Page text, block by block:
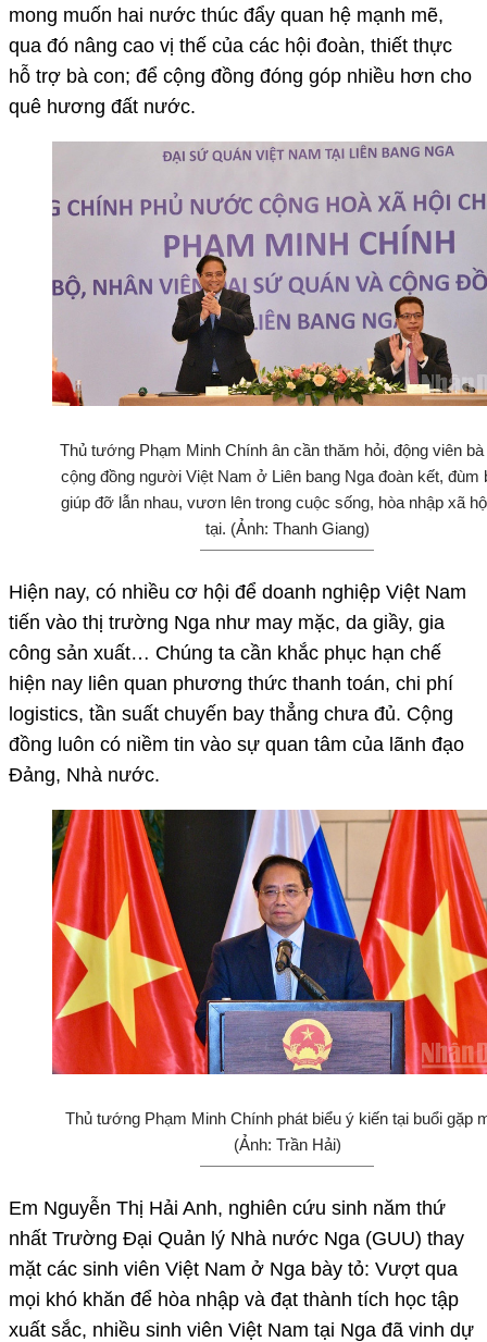
mong muốn hai nước thúc đẩy quan hệ mạnh mẽ,
qua đó nâng cao vị thế của các hội đoàn, thiết thực
hỗ trợ bà con; để cộng đồng đóng góp nhiều hơn cho
quê hương đất nước.
Thủ tướng Phạm Minh Chính ân cần thăm hỏi, động viên
cộng đồng người Việt Nam ở Liên bang Nga đoàn kết, đùm
giúp đỡ lẫn nhau, vươn lên trong cuộc sống, hòa nhập xã
tại. (Ảnh: Thanh Giang)
Hiện nay, có nhiều cơ hội để doanh nghiệp Việt Nam
tiến vào thị trường Nga như may mặc, da giầy, gia
công sản xuất… Chúng ta cần khắc phục hạn chế
hiện nay liên quan phương thức thanh toán, chi phí
logistics, tần suất chuyến bay thẳng chưa đủ. Cộng
đồng luôn có niềm tin vào sự quan tâm của lãnh đạo
Đảng, Nhà nước.
Thủ tướng Phạm Minh Chính phát biểu ý kiến tại buổi gặp
(Ảnh: Trần Hải)
Em Nguyễn Thị Hải Anh, nghiên cứu sinh năm thứ
nhất Trường Đại Quản lý Nhà nước Nga (GUU) thay
mặt các sinh viên Việt Nam ở Nga bày tỏ: Vượt qua
mọi khó khăn để hòa nhập và đạt thành tích học tập
xuất sắc, nhiều sinh viên Việt Nam tại Nga đã vinh dự